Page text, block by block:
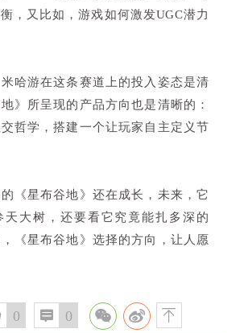
，又比如，游戏如何激发UGC潜力
哈游在这条赛道上的投入姿态是清
》所呈现的产品方向也是清晰的：
哲学，搭建一个让玩家自主定义节
《星布谷地》还在成长，未来，它
天大树，还要看它究竟能扎多深的
《星布谷地》选择的方向，让人愿
0  0 